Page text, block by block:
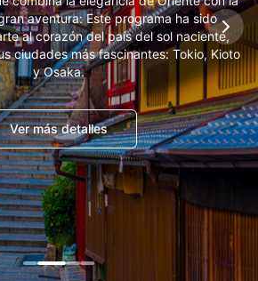
aventura: Este programa ha sido
al corazón del país del sol naciente,
ciudades más fascinantes: Tokio, Kioto
y Osaka.
Ver más detalles